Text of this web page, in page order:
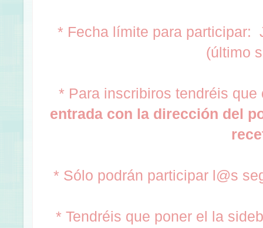
* Fecha límite para participar:
(último
* Para inscribiros tendréis que
entrada con la dirección del
* Sólo podrán participar l@s
* Tendréis que poner el la